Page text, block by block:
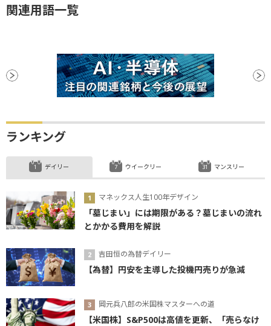
関連用語一覧
ランキング
デイリー
マネックス人生100年デザイン
「墓じまい」には期限がある？墓じまいの流れ
とかかる費用を解説
吉田恒の為替デイリー
【為替】円安を主導した投機円売りが急減
岡元兵八郎の米国株マスターへの道
【米国株】S&P500は高値を更新、「売らなけ
ウイークリー マンスリー